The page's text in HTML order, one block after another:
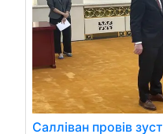
Салліван провів